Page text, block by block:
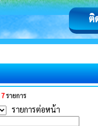
ติ
7รายการ
รายการต่อหน้า